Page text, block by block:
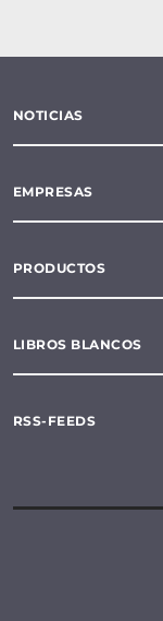
NOTICIAS
EMPRESAS
PRODUCTOS
LIBROS BLANCOS
RSS-FEEDS